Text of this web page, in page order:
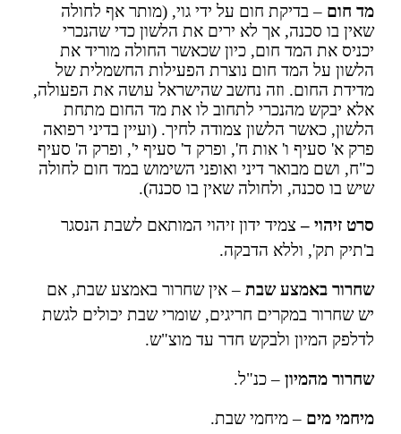
מד חום– בדיקת חום על ידי גוי, (מותר אף לחולה
שאין בו סכנה, אך לא ירים את הלשון כדי שהנכרי
יכניס את המד חום, כיון שכאשר החולה מוריד את
הלשון על המד חום נוצרת הפעילות החשמלית של
מדידת החום. וזה נחשב שהישראל עושה את הפעולה,
אלא יבקש מהנכרי לתחוב לו את מד החום מתחת
הלשון, כאשר הלשון צמודה לחיך. (ועיין בדיני רפואה
פרק א' סעיף ו' אות ח', ופרק ד' סעיף י', ופרק ה' סעיף
כ"ח, ושם מבואר דיני ואופני השימוש במד חום לחולה
שיש בו סכנה, ולחולה שאין בו סכנה).
סרט זיהוי –צמיד ידון זיהוי המותאם לשבת הנסגר
ב'תיק תק', וללא הדבקה.
שחרור באמצע שבת– אין שחרור באמצע שבת, אם
יש שחרור במקרים חריגים, שומרי שבת יכולים לגשת
לדלפק המיון ולבקש חדר עד מוצ"ש.
שחרור מהמיון– כנ"ל.
מיחמי מים– מיחמי שבת.